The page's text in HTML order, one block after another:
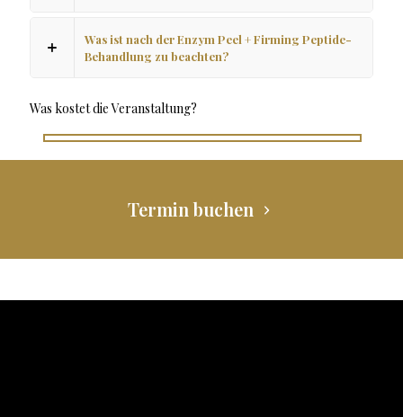
Was ist nach der Enzym Peel + Firming Peptide-
Behandlung zu beachten?
Was kostet die Veranstaltung?
Termin buchen